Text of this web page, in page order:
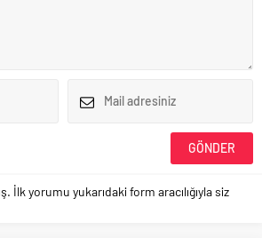
İlk yorumu yukarıdaki form aracılığıyla siz